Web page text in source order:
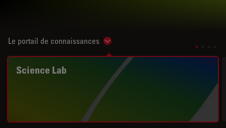
Le portail de connaissances Show subnavigation
Science Lab